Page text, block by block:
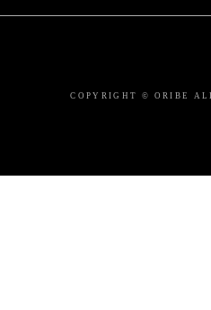
COPYRIGHT © ORIBE